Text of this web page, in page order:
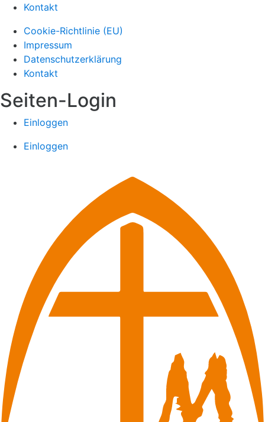
Kontakt
Cookie-Richtlinie (EU)
Impressum
Datenschutzerklärung
Kontakt
Seiten-Login
Einloggen
Einloggen